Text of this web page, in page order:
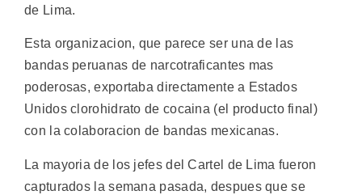
de Lima.
Esta organizacion, que parece ser una de las
bandas peruanas de narcotraficantes mas
poderosas, exportaba directamente a Estados
Unidos clorohidrato de cocaina (el producto final)
con la colaboracion de bandas mexicanas.
La mayoria de los jefes del Cartel de Lima fueron
capturados la semana pasada, despues que se